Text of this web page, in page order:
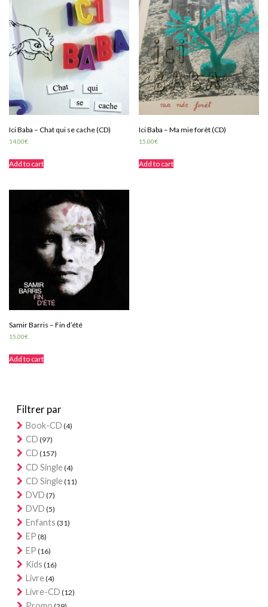
Ici Baba – Chat qui se cache (CD)
14,00€
Add to cart
Ici Baba – Ma mie forêt (CD)
15,00€
Add to cart
Samir Barris – Fin d’été
15,00€
Add to cart
Filtrer par
Book-CD (4)
CD (97)
CD (157)
CD Single(4)
CD Single(11)
DVD (7)
DVD (5)
Enfants (31)
EP (8)
EP (16)
Kids (16)
Livre(4)
Livre-CD (12)